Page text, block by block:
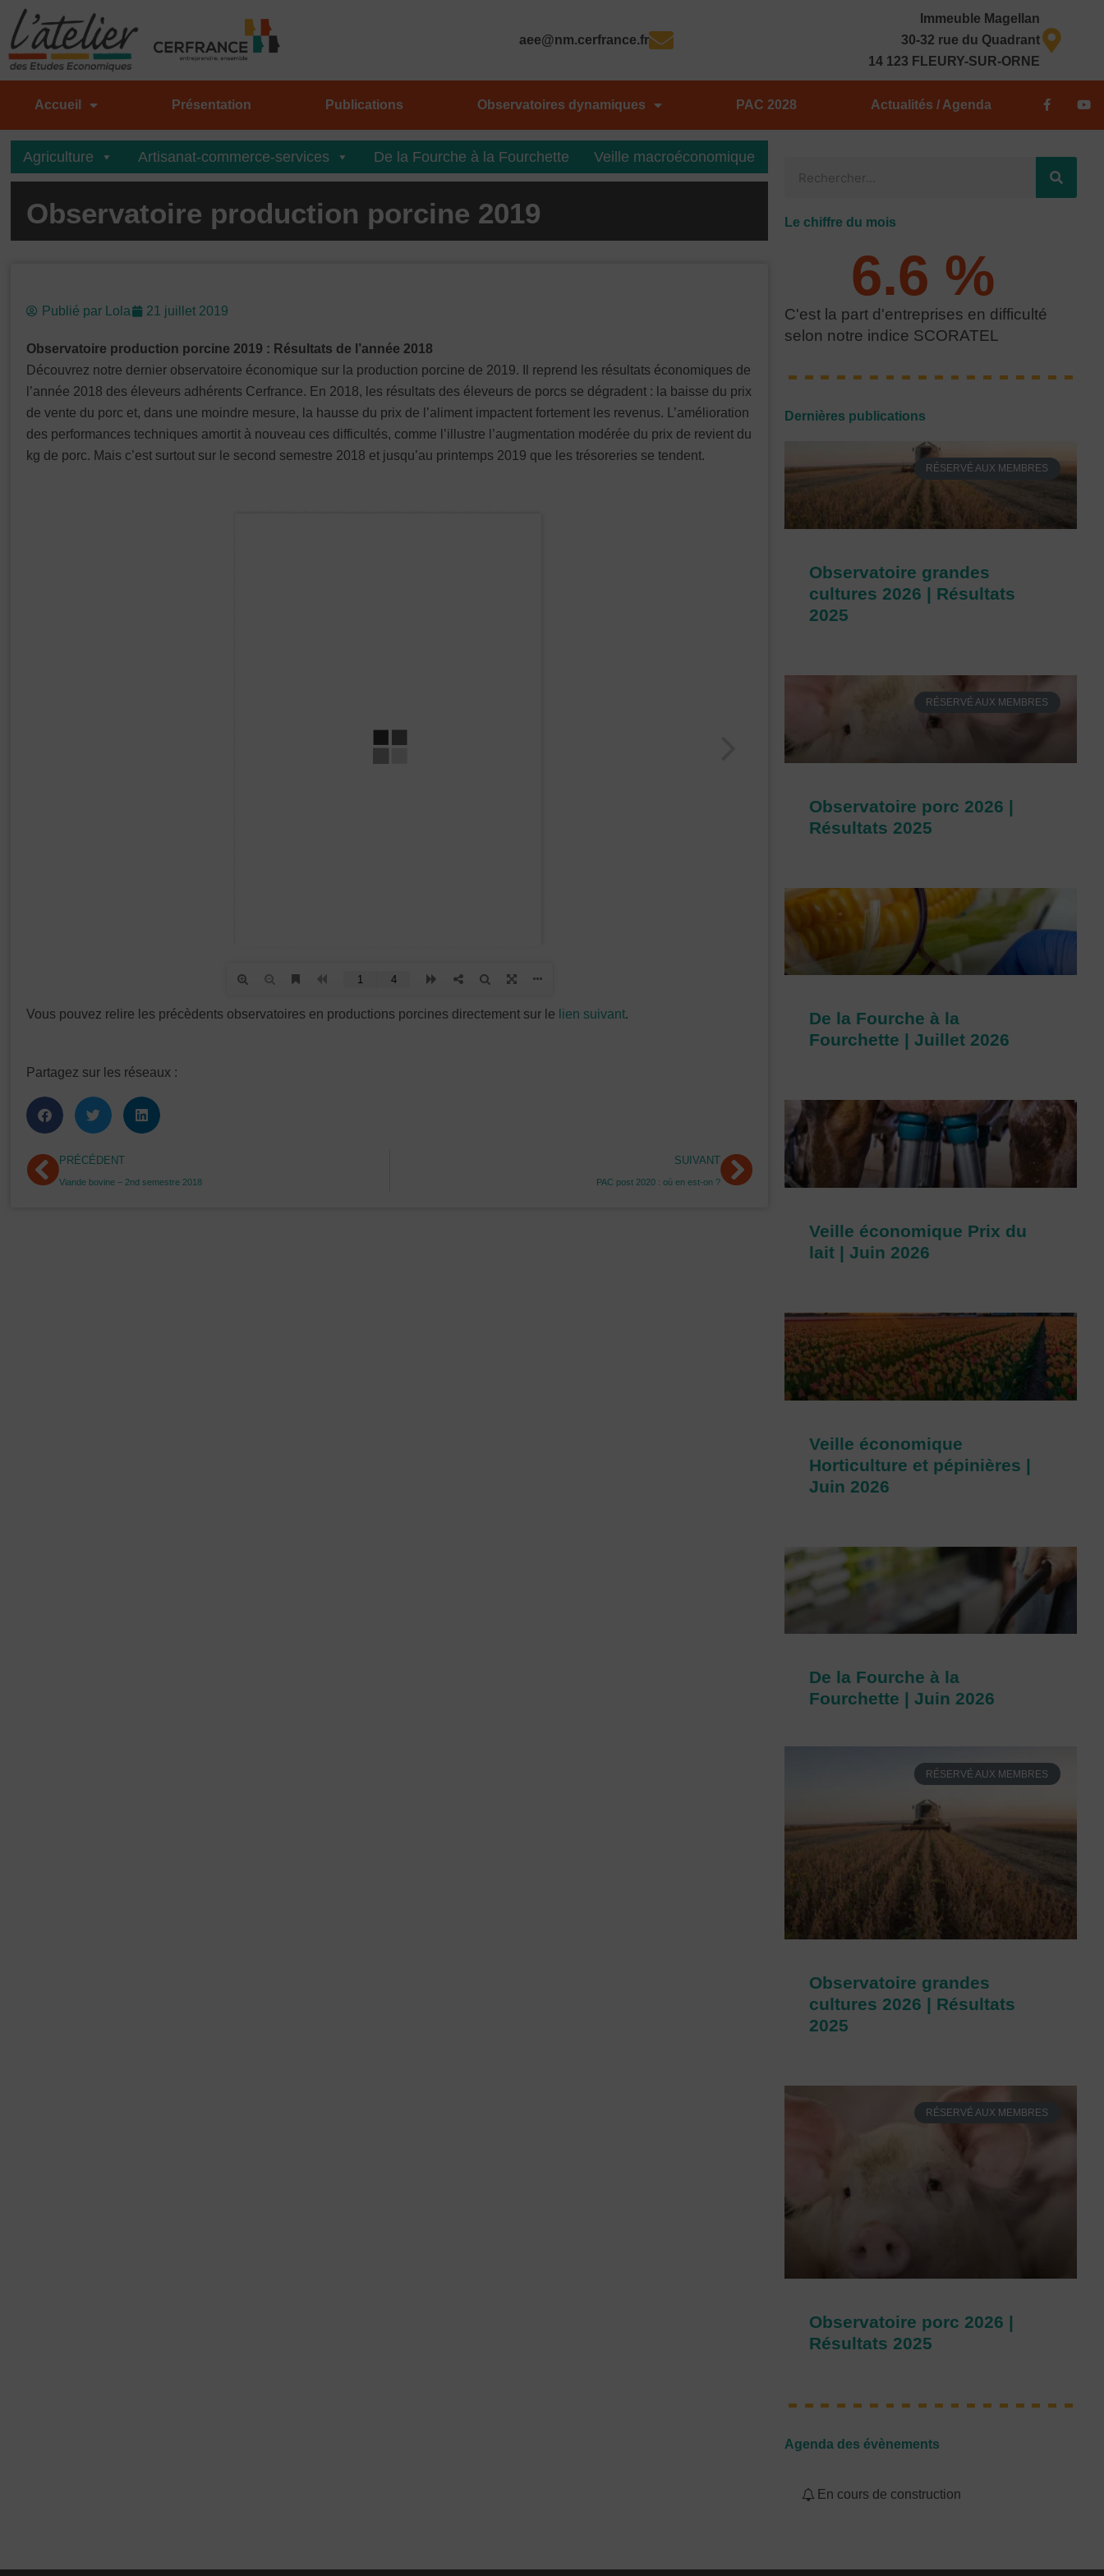
Aller
au
contenu
aee@nm.cerfrance.fr
Immeuble Magellan
30-32 rue du Quadrant
14 123 FLEURY-SUR-ORNE
Accueil Présentation Publications Observatoires dynamiques PAC 2028 Actualités / Agenda
F
a
o
o
k
-
Y
o
Agriculture Artisanat-commerce-services De la Fourche à la Fourchette Veille macroéconomique
Observatoire production porcine 2019
Publié parLola 21 juillet 2019
Observatoire production porcine 2019 : Résultats de l’année 2018
Découvrez notre dernier observatoire économique sur la production porcine de 2019. Il reprend les résultats économiques de
l’année 2018 des éleveurs adhérents Cerfrance. En 2018, les résultats des éleveurs de porcs se dégradent : la baisse du prix
de vente du porc et, dans une moindre mesure, la hausse du prix de l’aliment impactent fortement les revenus. L’amélioration
des performances techniques amortit à nouveau ces difficultés, comme l’illustre l’augmentation modérée du prix de revient du
kg de porc. Mais c’est surtout sur le second semestre 2018 et jusqu’au printemps 2019 que les trésoreries se tendent.
Vous pouvez relire les précèdents observatoires en productions porcines directement sur le lien suivant.
Partagez sur les réseaux :
Précédent
PRÉCÉDENT
Viande bovine – 2nd semestre 2018
SUIVANT
PAC post 2020 : où en est-on ?
Suivant
Le chiffre du mois
C'est la part d'entreprises en difficulté
selon notre indice SCORATEL
6.6 %
Dernières publications
RÉSERVÉ AUX MEMBRES
Observatoire grandes
cultures 2026 | Résultats
2025
RÉSERVÉ AUX MEMBRES
Observatoire porc 2026 |
Résultats 2025
De la Fourche à la
Fourchette | Juillet 2026
Veille économique Prix du
lait | Juin 2026
Veille économique
Horticulture et pépinières |
Juin 2026
De la Fourche à la
Fourchette | Juin 2026
RÉSERVÉ AUX MEMBRES
Observatoire grandes
cultures 2026 | Résultats
2025
RÉSERVÉ AUX MEMBRES
Observatoire porc 2026 |
Résultats 2025
Agenda des évènements
En cours de construction